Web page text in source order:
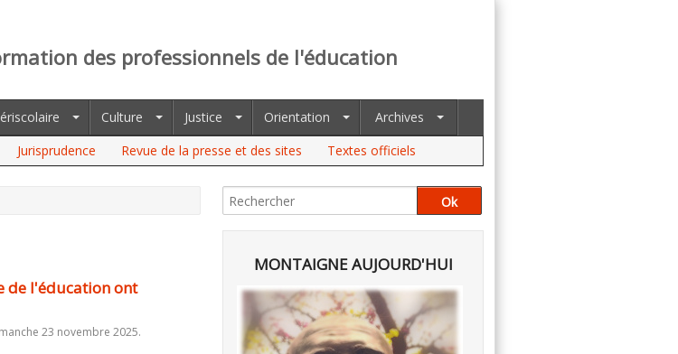
des professionnels de l'éducation
Culture Justice Orientation
Archives
Jurisprudence Revue de la presse et des sites Textes officiels
de l'éducation ont
23 novembre 2025.
MONTAIGNE AUJOURD'HUI